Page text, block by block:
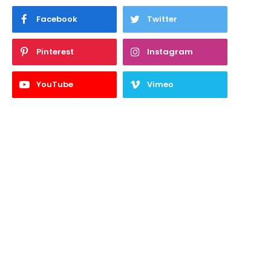
Facebook Twitter
Pinterest Instagram
YouTube Vimeo